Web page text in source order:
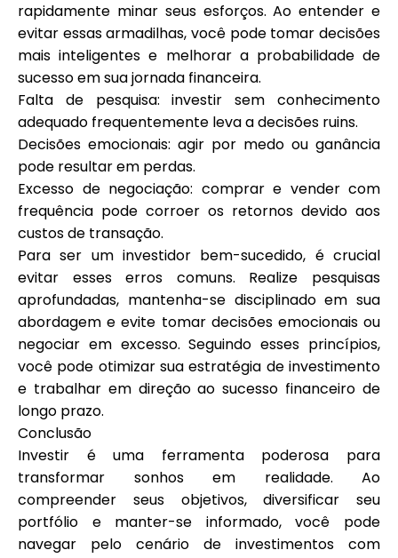
rapidamente minar seus esforços. Ao entender e
evitar essas armadilhas, você pode tomar decisões
mais inteligentes e melhorar a probabilidade de
sucesso em sua jornada financeira.
Falta de pesquisa: investir sem conhecimento
adequado frequentemente leva a decisões ruins.
Decisões emocionais: agir por medo ou ganância
pode resultar em perdas.
Excesso de negociação: comprar e vender com
frequência pode corroer os retornos devido aos
custos de transação.
Para ser um investidor bem-sucedido, é crucial
evitar esses erros comuns. Realize pesquisas
aprofundadas, mantenha-se disciplinado em sua
abordagem e evite tomar decisões emocionais ou
negociar em excesso. Seguindo esses princípios,
você pode otimizar sua estratégia de investimento
e trabalhar em direção ao sucesso financeiro de
longo prazo.
Conclusão
Investir é uma ferramenta poderosa para
transformar sonhos em realidade. Ao
compreender seus objetivos, diversificar seu
portfólio e manter-se informado, você pode
navegar pelo cenário de investimentos com